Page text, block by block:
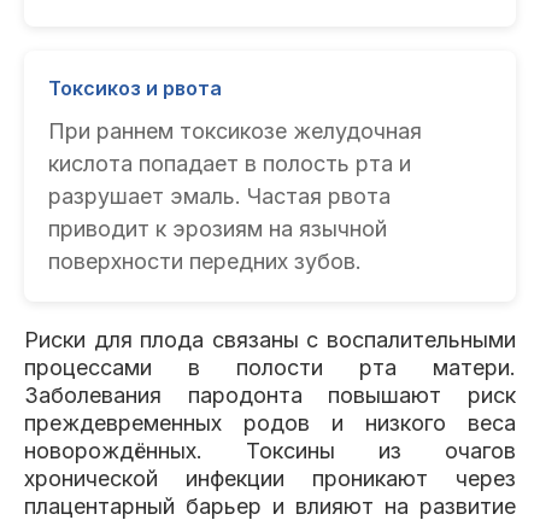
Токсикоз и рвота
При раннем токсикозе желудочная
кислота попадает в полость рта и
разрушает эмаль. Частая рвота
приводит к эрозиям на язычной
поверхности передних зубов.
Риски для плода связаны с воспалительными
процессами в полости рта матери.
Заболевания пародонта повышают риск
преждевременных родов и низкого веса
новорождённых. Токсины из очагов
хронической инфекции проникают через
плацентарный барьер и влияют на развитие